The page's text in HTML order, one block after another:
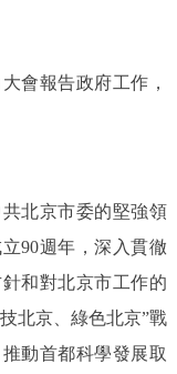
部門服務
投資項目
報告政府工作，
北京市委的堅強領
90週年，深入貫徹
和對北京市工作的
北京、綠色北京”戰
動首都科學發展取